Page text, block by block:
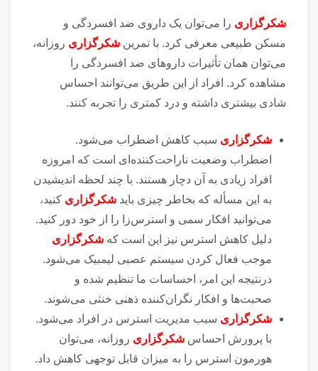
شکرگزاری را می‌توان یک داروی ضد افسردگی و
مسکن طبیعی معرفی کرد. با تمرین شکرگزاری روزانه،
می‌توان همان تأثیرات دارو‌های ضد افسردگی را
مشاهده کرد. افراد از این طریق می‌توانند احساس
شادی بیشتری داشته و درد کمتری را تجربه کنند.
شکرگزاری سبب کاهش اضطراب می‌شود.
اضطراب وضعیت ناراحت‌کننده‌ای است که امروزه
افراد زیادی به آن دچار هستند. با چند لحظه اندیشیدن
به این مسأله که بخاطر چیزی باید شکرگزاری کنید،
می‌توانید افکار سمی و استرس‌زا را از خود دور کنید.
دلیل کاهش استرس نیز این است که شکرگزاری
موجب فعال کردن سیستم عصبی لیمبیک می‌شود.
درنتیجه این امر، احساسات ما تنظیم شده و
صحبت‌ها و افکار نگران‌کننده ذهنی خنثی می‌شوند.
شکرگزاری سبب مدیریت استرس در افراد می‌شود.
با پرورش احساس شکرگزاری روزانه، می‌توان
هورمون استرس را به میزان قابل توجهی کاهش داد.